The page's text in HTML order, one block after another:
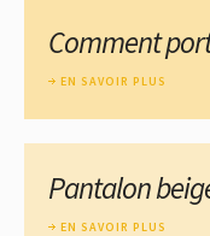
Comment
EN SAVOIR PLUS
Pantalon
EN SAVOIR PLUS